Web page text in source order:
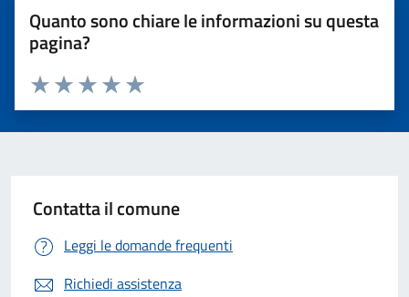
Quanto sono chiare le informazioni su questa
pagina?
Valuta 5 stelle su 5
Valuta 4 stelle su 5
Valuta 3 stelle su 5
Valuta 2 stelle su 5
Valuta 1 stelle su 5
Contatta il comune
Leggi le domande frequenti
Richiedi assistenza